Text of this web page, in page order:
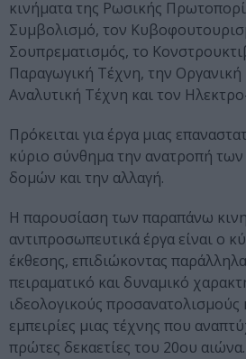
κινήματα της Ρωσικής
Συμβολισμό, τον
Σουπρεματισμός, το
Παραγωγική Τέχνη, την Οργανική
Αναλυτική Τέχνη και τον
Πρόκειται για έργα μιας
κύριο σύνθημα την ανατροπή
δομών και την αλλαγή.
Η παρουσίαση των παραπάνω
αντιπροσωπευτικά έργα είναι ο
έκθεσης, επιδιώκοντας
πειραματικό και δυναμικό
ιδεολογικούς προσανατολισμούς
εμπειρίες μιας τέχνης που
πρώτες δεκαετίες του 20ου αιώνα.